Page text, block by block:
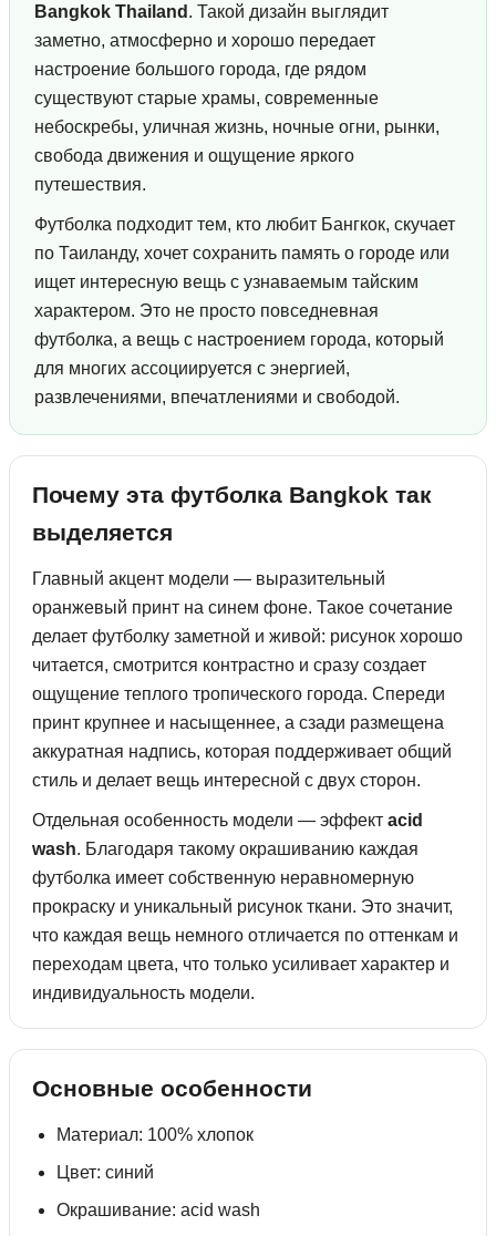
Bangkok Thailand . Такой дизайн выглядит
заметно, атмосферно и хорошо передает
настроение большого города, где рядом
существуют старые храмы, современные
небоскребы, уличная жизнь, ночные огни, рынки,
свобода движения и ощущение яркого
путешествия.
Футболка подходит тем, кто любит Бангкок, скучает
по Таиланду, хочет сохранить память о городе или
ищет интересную вещь с узнаваемым тайским
характером. Это не просто повседневная
футболка, а вещь с настроением города, который
для многих ассоциируется с энергией,
развлечениями, впечатлениями и свободой.
Почему эта футболка Bangkok так
выделяется
Главный акцент модели — выразительный
оранжевый принт на синем фоне. Такое сочетание
делает футболку заметной и живой: рисунок хорошо
читается, смотрится контрастно и сразу создает
ощущение теплого тропического города. Спереди
принт крупнее и насыщеннее, а сзади размещена
аккуратная надпись, которая поддерживает общий
стиль и делает вещь интересной с двух сторон.
Отдельная особенность модели — эффект acid
wash. Благодаря такому окрашиванию каждая
футболка имеет собственную неравномерную
прокраску и уникальный рисунок ткани. Это значит,
что каждая вещь немного отличается по оттенкам и
переходам цвета, что только усиливает характер и
индивидуальность модели.
Основные особенности
Материал: 100% хлопок
Цвет: синий
Окрашивание: acid wash